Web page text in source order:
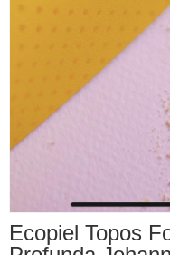
Ecopiel Topos